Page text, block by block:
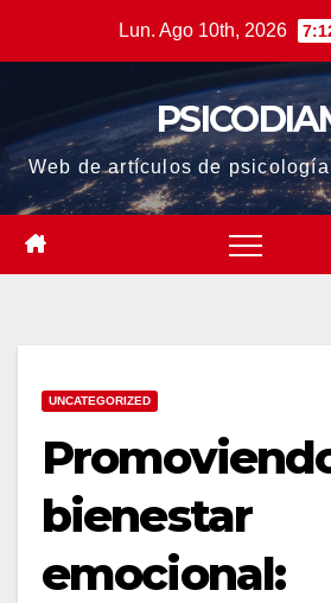
Lun. Ago 10th, 2026
Web de artículos de
UNCATEGORIZED
bienestar
emocional: